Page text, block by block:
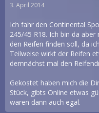
3. April 2014
Ich fahr den Continental
245/45 R18. Ich bin da
den Reifen finden soll, da
Teilweise wirkt der Reifen
demnächst mal den
Gekostet haben mich die
Stück, gibts Online etwas
waren dann auch egal.